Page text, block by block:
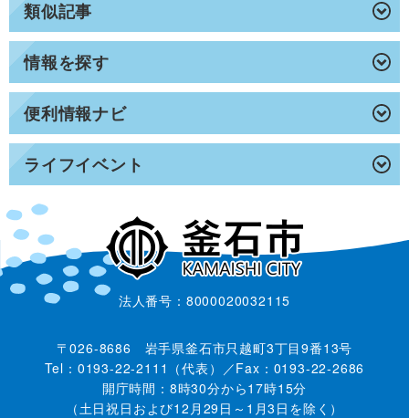
類似記事
情報を探す
便利情報ナビ
ライフイベント
法人番号：8000020032115
〒026-8686 岩手県釜石市只越町3丁目9番13号
Tel：0193-22-2111（代表）／Fax：0193-22-2686
開庁時間：8時30分から17時15分
（土日祝日および12月29日～1月3日を除く）